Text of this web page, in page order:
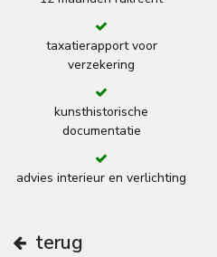
taxatierapport voor
verzekering
kunsthistorische
documentatie
advies interieur en verlichting
terug